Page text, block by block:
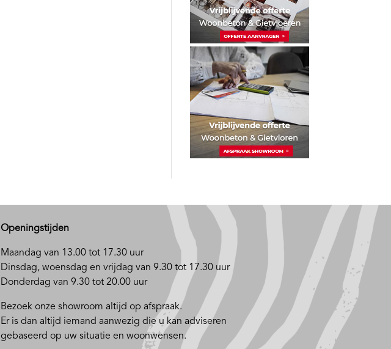
Openingstijden
Maandag van 13.00 tot 17.30 uur
Dinsdag, woensdag en vrijdag van 9.30 tot 17.30 uur
Donderdag van 9.30 tot 20.00 uur
Bezoek onze showroom altijd op afspraak.
Er is dan altijd iemand aanwezig die u kan adviseren
gebaseerd op uw situatie en woonwensen.